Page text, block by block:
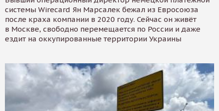
системы Wirecard Ян Марсалек бежал из Евросоюза
после краха компании в 2020 году. Сейчас он живёт
в Москве, свободно перемещается по России и даже
ездит на оккупированные территории Украины